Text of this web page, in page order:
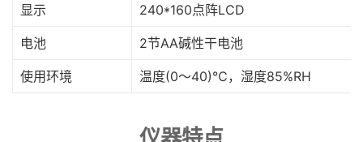
显示 240*160点阵LCD
电池 2节AA碱性干电池
使用环境 温度(0～40)℃，湿度85%RH